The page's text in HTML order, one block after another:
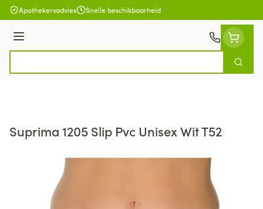
Ga naar de inhoud
Apothekersadvies Snelle beschikbaarheid
Menu
Zoek
Suprima 1205 Slip Pvc Unisex Wit T52